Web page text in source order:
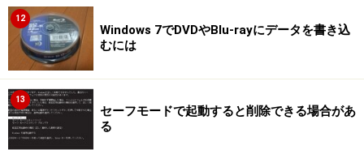
12
Windows 7でDVDやBlu-rayにデータを書き込
むには
13
セーフモードで起動すると削除できる場合があ
る